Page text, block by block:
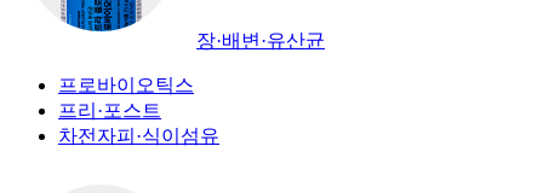
장·배변·유산균
프로바이오틱스
프리·포스트
차전자피·식이섬유